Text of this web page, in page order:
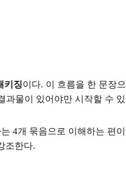
키징이다. 이 흐름을 한 문장
과물이 있어야만 시작할 수
4개 묶음으로 이해하는 편
조한다.